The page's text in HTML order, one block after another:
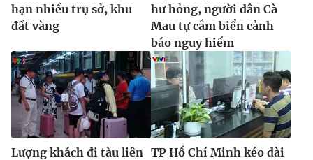
hạn nhiều trụ sở, khu
đất vàng
hư hỏng, người dân Cà
Mau tự cắm biển cảnh
báo nguy hiểm
Lượng khách đi tàu liên TP Hồ Chí Minh kéo dài